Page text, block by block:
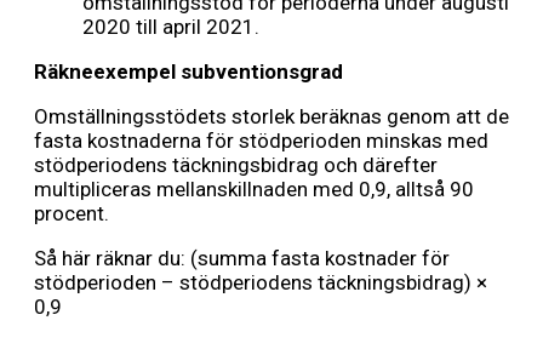
2020 till april 2021.
Räkneexempel subventionsgrad
Omställningsstödets storlek beräknas genom att de
fasta kostnaderna för stödperioden minskas med
stödperiodens täckningsbidrag och därefter
multipliceras mellanskillnaden med 0,9, alltså 90
procent.
Så här räknar du: (summa fasta kostnader för
stödperioden – stödperiodens täckningsbidrag) ×
0,9